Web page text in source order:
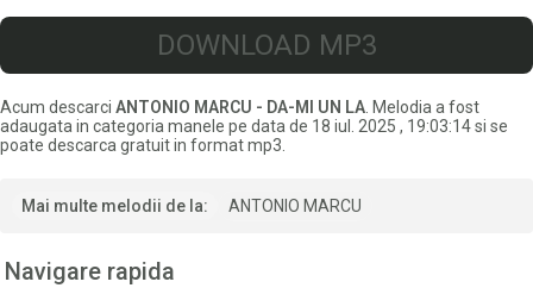
DOWNLOAD MP3
Acum descarci ANTONIO MARCU - DA-MI UN LA . Melodia a fost
adaugata in categoria manele pe data de 18 iul. 2025 , 19:03:14 si se
poate descarca gratuit in format mp3.
Mai multe melodii de la: ANTONIO MARCU
Navigare rapida